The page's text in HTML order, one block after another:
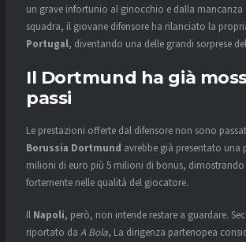
un grave infortunio al ginocchio e dalla mancanza
squadra, il giovane difensore ha rilanciato la
Portugal, diventando una delle grandi sorprese
Il Dortmund ha già
passi
Le prestazioni offerte dal difensore non sono
Borussia Dortmund avrebbe già presentato una
milioni di euro più 5 milioni di bonus, dimostrando
fortemente nelle qualità del giocatore.
Il Napoli, però, non intende restare a guardare.
riportato da A Bola, La dirigenza partenopea